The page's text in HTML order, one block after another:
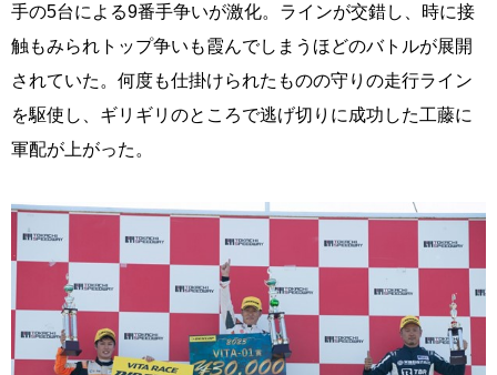
手の5台による9番手争いが激化。ラインが交錯し、時に接
触もみられトップ争いも霞んでしまうほどのバトルが展開
されていた。何度も仕掛けられたものの守りの走行ライン
を駆使し、ギリギリのところで逃げ切りに成功した工藤に
軍配が上がった。